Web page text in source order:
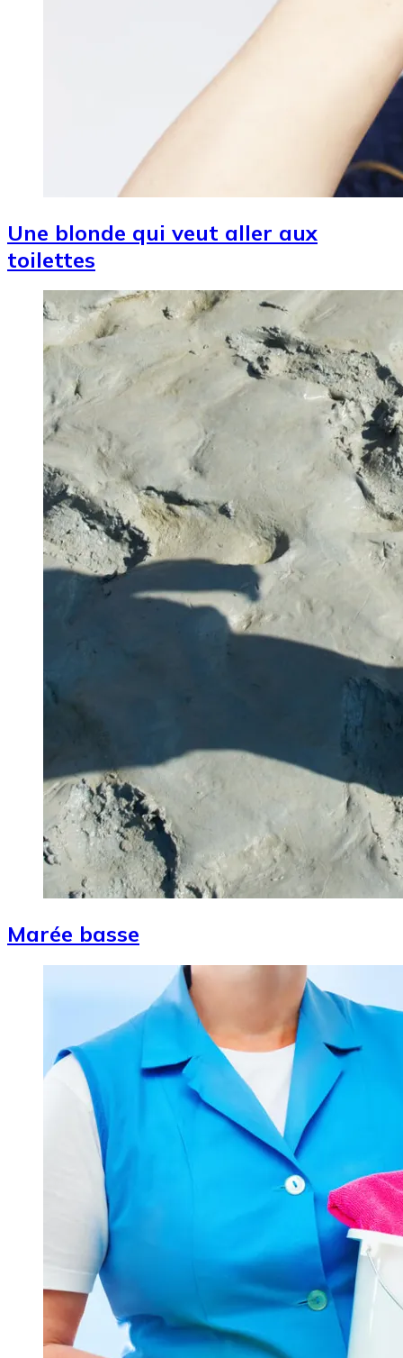
Une blonde qui veut aller aux
toilettes
Image
Marée basse